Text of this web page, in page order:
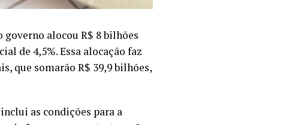
alocou R$ 8 bilhões
de 4,5%. Essa alocação faz
que somarão R$ 39,9 bilhões,
as condições para a